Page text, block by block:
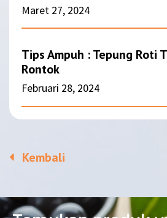
Maret 27, 2024
Tips Ampuh : Tepung Roti
Rontok
Februari 28, 2024
Kembali